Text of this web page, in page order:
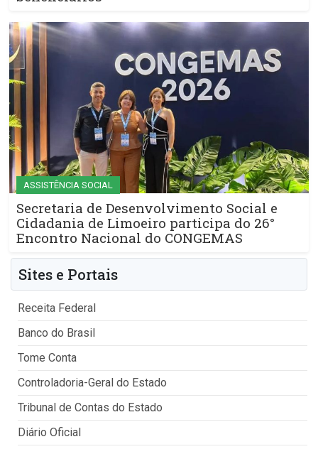
ASSISTÊNCIA SOCIAL
Secretaria de Desenvolvimento Social e
Cidadania de Limoeiro participa do 26°
Encontro Nacional do CONGEMAS
Sites e Portais
Receita Federal
Banco do Brasil
Tome Conta
Controladoria-Geral do Estado
Tribunal de Contas do Estado
Diário Oficial